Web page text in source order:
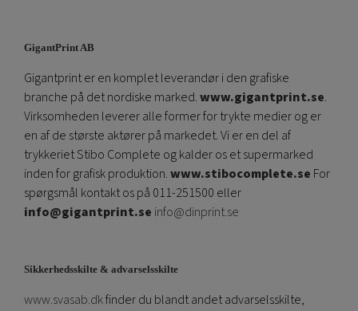
GigantPrint AB
Gigantprint er en komplet leverandør i den grafiske
branche på det nordiske marked.www.gigantprint.se.
Virksomheden leverer alle former for trykte medier og er
en af ​​de største aktører på markedet. Vi er en del af
trykkeriet Stibo Complete og kalder os et supermarked
inden for grafisk produktion.www.stibocomplete.se For
spørgsmål kontakt os på 011-251500 eller
info@gigantprint.se info@dinprint.se
Sikkerhedsskilte & advarselsskilte
www.svasab.dkfinder du blandt andet advarselsskilte,